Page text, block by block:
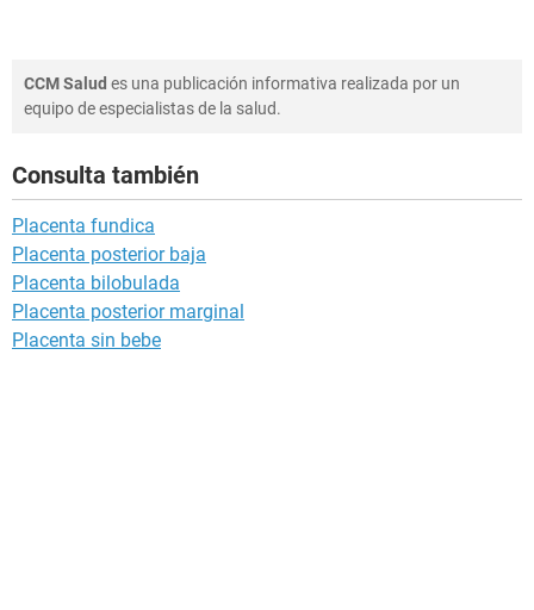
CCM Salud es una publicación informativa realizada por un
equipo de especialistas de la salud.
Consulta también
Placenta fundica
Placenta posterior baja
Placenta bilobulada
Placenta posterior marginal
Placenta sin bebe